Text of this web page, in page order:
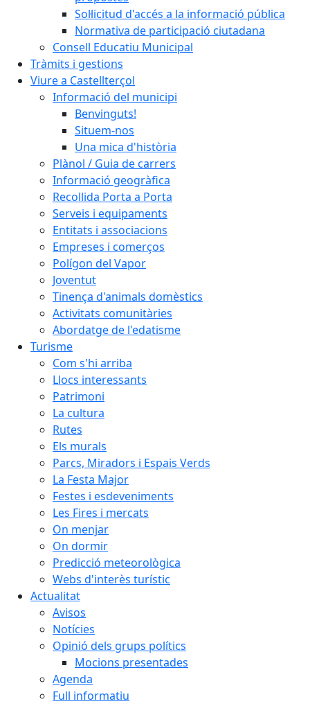
Sol·licitud d'accés a la informació pública
Normativa de participació ciutadana
Consell Educatiu Municipal
Tràmits i gestions
Viure a Castellterçol
Informació del municipi
Benvinguts!
Situem-nos
Una mica d'història
Plànol / Guia de carrers
Informació geogràfica
Recollida Porta a Porta
Serveis i equipaments
Entitats i associacions
Empreses i comerços
Polígon del Vapor
Joventut
Tinença d'animals domèstics
Activitats comunitàries
Abordatge de l'edatisme
Turisme
Com s'hi arriba
Llocs interessants
Patrimoni
La cultura
Rutes
Els murals
Parcs, Miradors i Espais Verds
La Festa Major
Festes i esdeveniments
Les Fires i mercats
On menjar
On dormir
Predicció meteorològica
Webs d'interès turístic
Actualitat
Avisos
Notícies
Opinió dels grups polítics
Mocions presentades
Agenda
Full informatiu